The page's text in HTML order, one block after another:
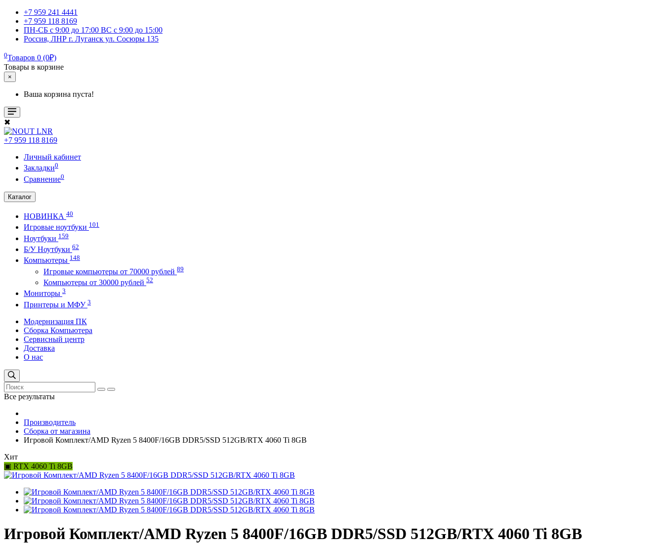
+7 959 241 4441
+7 959 118 8169
ПН-СБ с 9:00 до 17:00 ВС с 9:00 до 15:00
Россия, ЛНР г. Луганск ул. Сосюры 135
0Товаров 0 (0₽)
Товары в корзине
×
Ваша корзина пуста!
✖
+7 959 118 8169
Личный кабинет
Закладки0
Сравнение0
Каталог
НОВИНКА 40
Игровые ноутбуки 101
Ноутбуки 159
Б/У Ноутбуки 62
Компьютеры 148
Игровые компьютеры от 70000 рублей 89
Компьютеры от 30000 рублей 52
Мониторы 3
Принтеры и МФУ 3
Модернизация ПК
Сборка Компьютера
Сервисный центр
Доставка
О нас
Все результаты
Производитель
Сборка от магазина
Игровой Комплект/AMD Ryzen 5 8400F/16GB DDR5/SSD 512GB/RTX 4060 Ti 8GB
Хит
▣ RTX 4060 Ti 8GB
Игровой Комплект/AMD Ryzen 5 8400F/16GB DDR5/SSD 512GB/RTX 4060 Ti 8GB